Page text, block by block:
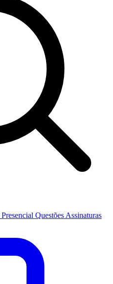
Presencial Questões Assinaturas